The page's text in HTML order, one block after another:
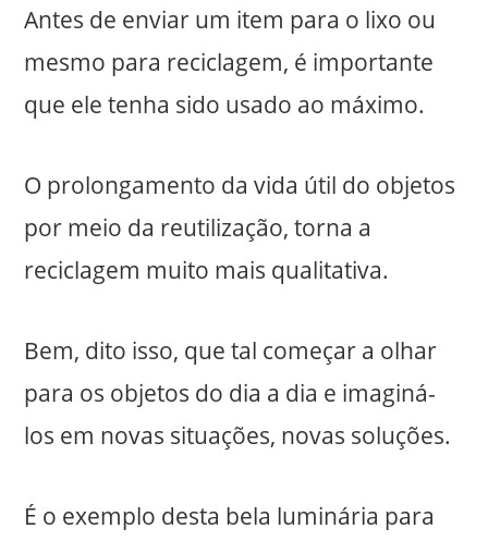
Antes de enviar um item para o lixo ou
mesmo para reciclagem, é importante
que ele tenha sido usado ao máximo.
O prolongamento da vida útil do objetos
por meio da reutilização, torna a
reciclagem muito mais qualitativa.
Bem, dito isso, que tal começar a olhar
para os objetos do dia a dia e imaginá-
los em novas situações, novas soluções.
É o exemplo desta bela luminária para